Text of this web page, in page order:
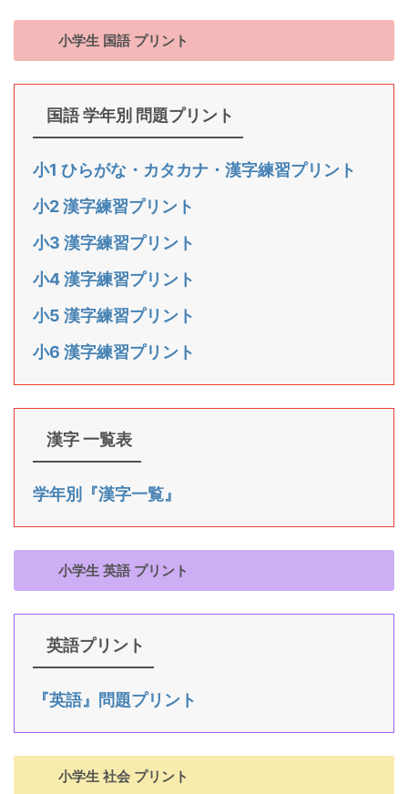
小学生 国語 プリント
国語 学年別 問題プリント
小1 ひらがな・カタカナ・漢字練習プリント
小2 漢字練習プリント
小3 漢字練習プリント
小4 漢字練習プリント
小5 漢字練習プリント
小6 漢字練習プリント
漢字 一覧表
学年別『漢字一覧』
小学生 英語 プリント
英語プリント
『英語』問題プリント
小学生 社会 プリント